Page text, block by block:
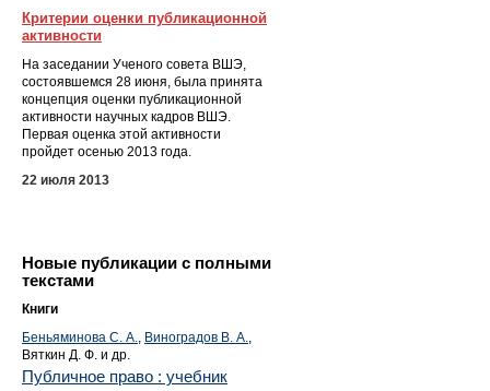
Критерии оценки публикационной
активности
На заседании Ученого совета ВШЭ,
состоявшемся 28 июня, была принята
концепция оценки публикационной
активности научных кадров ВШЭ.
Первая оценка этой активности
пройдет осенью 2013 года.
22 июля 2013
Новые публикации с полными
текстами
Книги
Беньяминова С. А., Виноградов В. А.,
Вяткин Д. Ф. и др.
Публичное право : учебник